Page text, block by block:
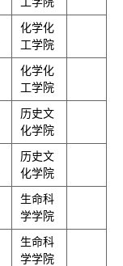
化学化
工学院
化学化
工学院
历史文
化学院
历史文
化学院
生命科
学学院
生命科
学学院